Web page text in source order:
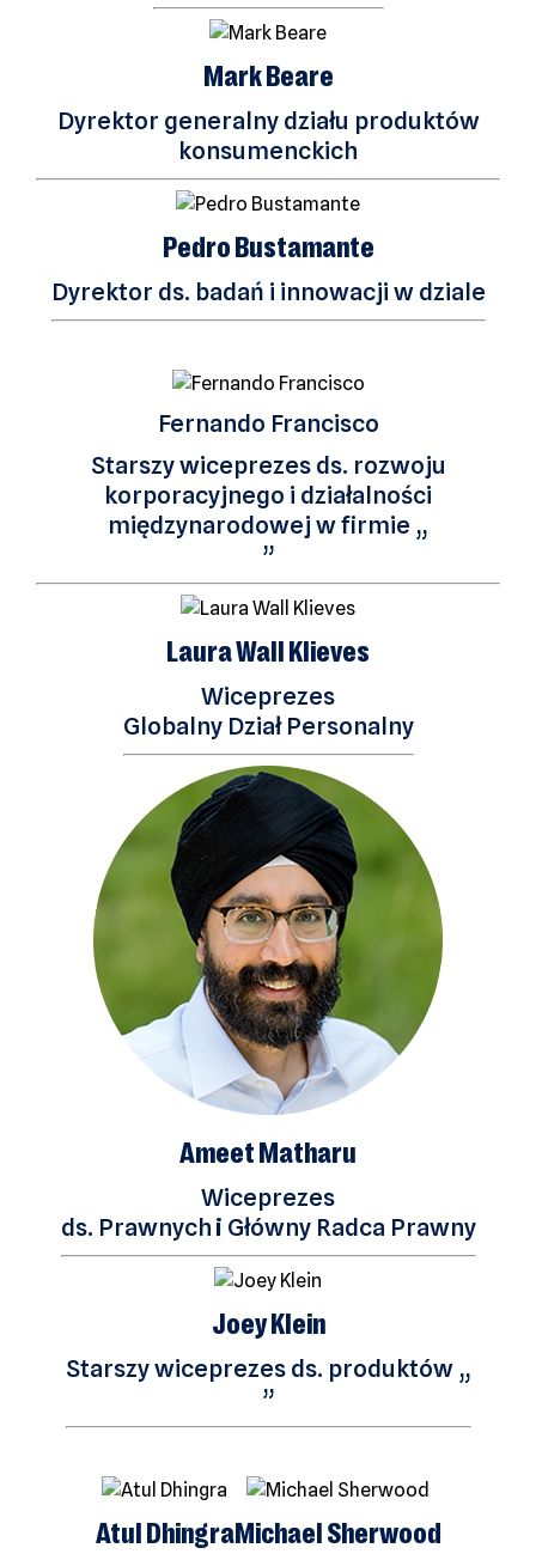
Mark Beare
Dyrektor generalny działu produktów
konsumenckich
Pedro Bustamante
Dyrektor ds. badań i innowacji w dziale
Fernando Francisco
Starszy wiceprezes ds. rozwoju
korporacyjnego i działalności
międzynarodowej w firmie „
”
Laura Wall Klieves
Wiceprezes
Globalny Dział Personalny
Ameet Matharu
Wiceprezes
ds. Prawnych i Główny Radca Prawny
Joey Klein
Starszy wiceprezes ds. produktów „
”
Atul DhingraMichael Sherwood